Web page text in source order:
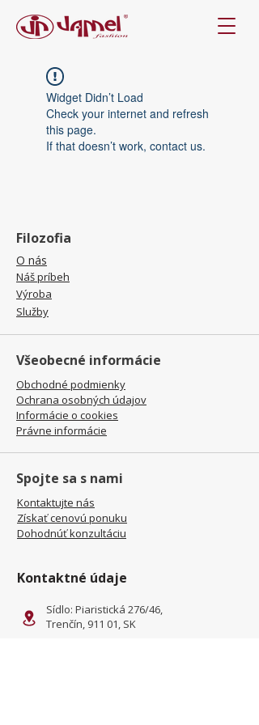
Widget Didn’t Load
Check your internet and refresh
this page.
If that doesn’t work, contact us.
Filozofia
O nás
Náš príbeh
Výroba
Služby
Všeobecné informácie
Obchodné podmienky
Ochrana osobných údajov
Informácie o cookies
Právne informácie
Spojte sa s nami
Kontaktujte nás
Získať cenovú ponuku
Dohodnúť konzultáciu
Kontaktné údaje
Sídlo: Piaristická 276/46,
Trenčín, 911 01, SK